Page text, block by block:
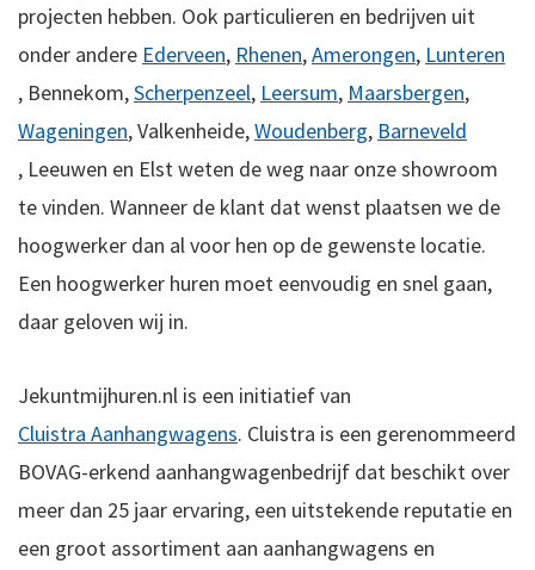
projecten hebben. Ook particulieren en bedrijven uit
onder andere Ederveen, Rhenen,Amerongen, Lunteren
, Bennekom,Scherpenzeel, Leersum, Maarsbergen,
Wageningen,Valkenheide,Woudenberg, Barneveld
, Leeuwen en Elst weten de weg naar onze showroom
te vinden. Wanneer de klant dat wenst plaatsen we de
hoogwerker dan al voor hen op de gewenste locatie.
Een hoogwerker huren moet eenvoudig en snel gaan,
daar geloven wij in.
Jekuntmijhuren.nl is een initiatief van
Cluistra Aanhangwagens. Cluistra is een gerenommeerd
BOVAG-erkend aanhangwagenbedrijf dat beschikt over
meer dan 25 jaar ervaring, een uitstekende reputatie en
een groot assortiment aan aanhangwagens en